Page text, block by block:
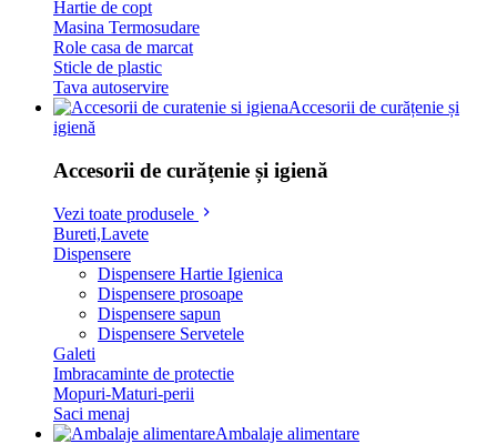
Hartie de copt
Masina Termosudare
Role casa de marcat
Sticle de plastic
Tava autoservire
Accesorii de curățenie și
igienă
Accesorii de curățenie și igienă
Vezi toate produsele
Bureti,Lavete
Dispensere
Dispensere Hartie Igienica
Dispensere prosoape
Dispensere sapun
Dispensere Servetele
Galeti
Imbracaminte de protectie
Mopuri-Maturi-perii
Saci menaj
Ambalaje alimentare